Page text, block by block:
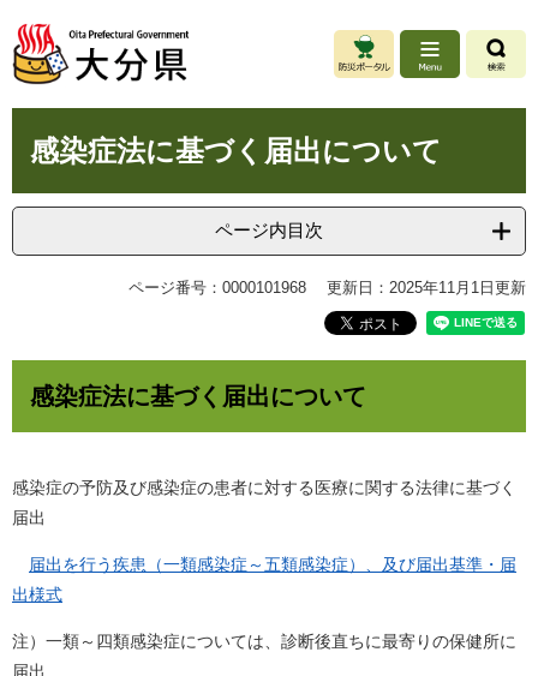
ジ
先
。
ュ
を
て
感染症法に基づく届出について
ページ内目次
ページ番号：0000101968 更新日：2025年11月1日更新
感染症法に基づく届出について
感染症の予防及び感染症の患者に対する医療に関する法律に基づく
届出
届出を行う疾患（一類感染症～五類感染症）、及び届出基準・届
出様式
注）一類～四類感染症については、診断後直ちに最寄りの保健所に
届出